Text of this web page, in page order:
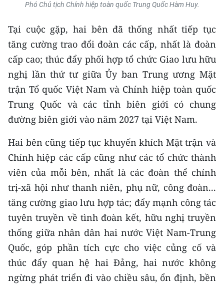
Phó Chủ tịch Chính hiệp toàn quốc Trung Quốc Hàm Huy.
Tại cuộc gặp, hai bên đã thống nhất tiếp tục
tăng cường trao đổi đoàn các cấp, nhất là đoàn
cấp cao; thúc đẩy phối hợp tổ chức Giao lưu hữu
nghị lần thứ tư giữa Ủy ban Trung ương Mặt
trận Tổ quốc Việt Nam và Chính hiệp toàn quốc
Trung Quốc và các tỉnh biên giới có chung
đường biên giới vào năm 2027 tại Việt Nam.
Hai bên cũng tiếp tục khuyến khích Mặt trận và
Chính hiệp các cấp cũng như các tổ chức thành
viên của mỗi bên, nhất là các đoàn thể chính
trị-xã hội như thanh niên, phụ nữ, công đoàn...
tăng cường giao lưu hợp tác; đẩy mạnh công tác
tuyên truyền về tình đoàn kết, hữu nghị truyền
thống giữa nhân dân hai nước Việt Nam-Trung
Quốc, góp phần tích cực cho việc củng cố và
thúc đẩy quan hệ hai Đảng, hai nước không
ngừng phát triển đi vào chiều sâu, ổn định, bền